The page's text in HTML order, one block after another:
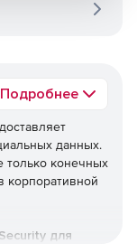
Подробнее
данных.
только конечных
корпоративной
для